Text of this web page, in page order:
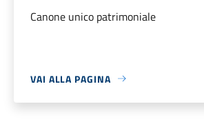
Canone unico patrimoniale
VAI ALLA PAGINA